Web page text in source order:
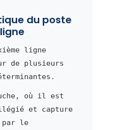
du poste
ligne
de plusieurs
où il est
et capture
par le